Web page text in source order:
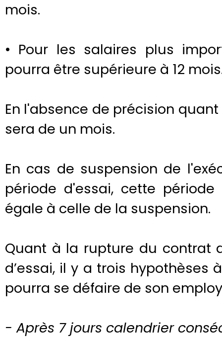
mois.
• Pour les salaires plus
pourra être supérieure à 12
En l'absence de précision
sera de un mois.
En cas de suspension de
période d'essai, cette
égale à celle de la suspension.
Quant à la rupture du contrat
d’essai, il y a trois hypothèses
pourra se défaire de son
- Après 7 jours calendrier